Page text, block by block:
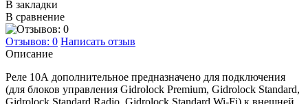
В закладки
В сравнение
Отзывов: 0 Написать отзыв
Описание
Реле 10А дополнительное предназначено для подключения
(для блоков управления Gidrolock Premium, Gidrolock Standard,
Gidrolock Standard Radio, Gidrolock Standard Wi-Fi) к внешней